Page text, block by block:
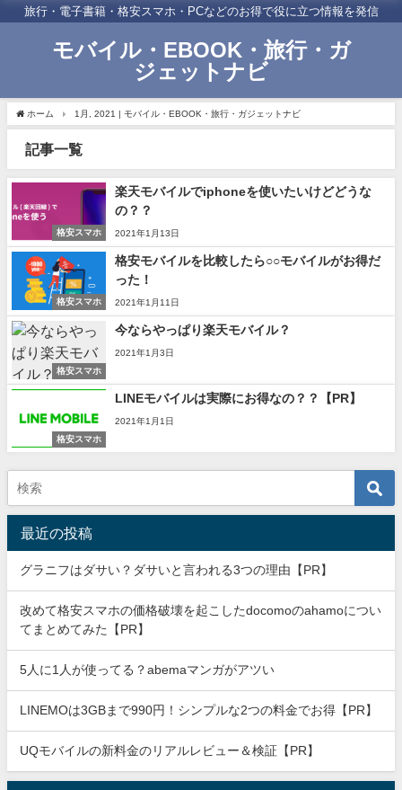
旅行・電子書籍・格安スマホ・PCなどのお得で役に立つ情報を発信
モバイル・EBOOK・旅行・ガ
ジェットナビ
ホーム 1月, 2021 | モバイル・EBOOK・旅行・ガジェットナビ
記事一覧
格安スマホ
楽天モバイルでiphoneを使いたいけどどうな
の？？
2021年1月13日
格安スマホ
格安モバイルを比較したら○○モバイルがお得だ
った！
2021年1月11日
格安スマホ
今ならやっぱり楽天モバイル？
2021年1月3日
格安スマホ
LINEモバイルは実際にお得なの？？【PR】
2021年1月1日
最近の投稿
グラニフはダサい？ダサいと言われる3つの理由【PR】
改めて格安スマホの価格破壊を起こしたdocomoのahamoについ
てまとめてみた【PR】
5人に1人が使ってる？abemaマンガがアツい
LINEMOは3GBまで990円！シンプルな2つの料金でお得【PR】
UQモバイルの新料金のリアルレビュー＆検証【PR】